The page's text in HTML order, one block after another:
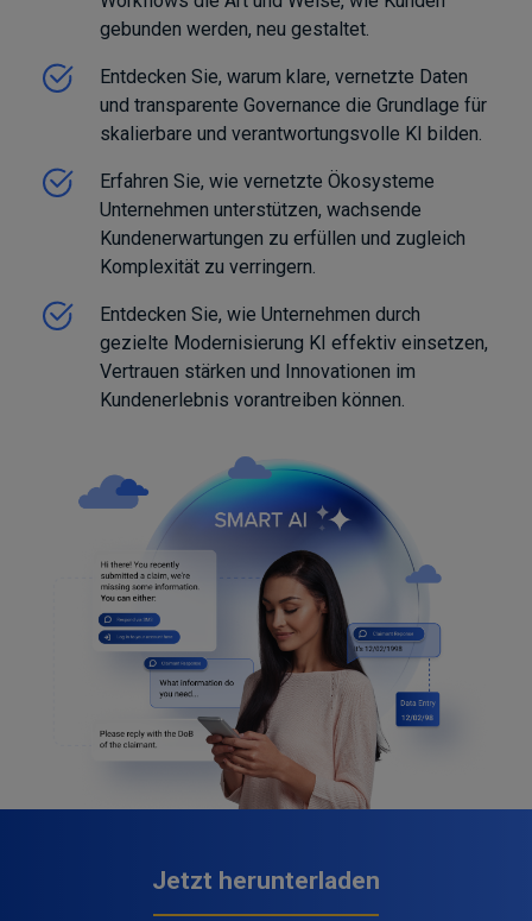
gebunden werden, neu gestaltet.
Entdecken Sie, warum klare, vernetzte Daten
und transparente Governance die Grundlage für
skalierbare und verantwortungsvolle KI bilden.
Erfahren Sie, wie vernetzte Ökosysteme
Unternehmen unterstützen, wachsende
Kundenerwartungen zu erfüllen und zugleich
Komplexität zu verringern.
Entdecken Sie, wie Unternehmen durch
gezielte Modernisierung KI effektiv einsetzen,
Vertrauen stärken und Innovationen im
Kundenerlebnis vorantreiben können.
Jetzt herunterladen